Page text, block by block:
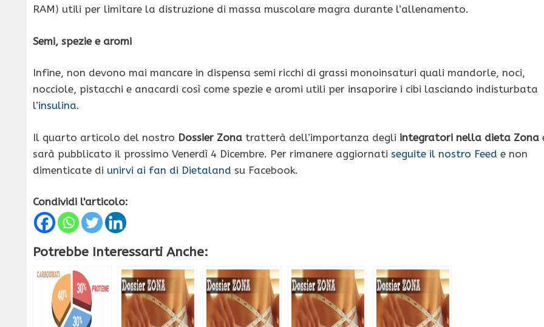
RAM) utili per limitare la distruzione di massa muscolare magra durante l’allenamento.
Semi, spezie e aromi
Infine, non devono mai mancare in dispensa semi ricchi di grassi monoinsaturi quali mandorle, noci,
nocciole, pistacchi e anacardi così come spezie e aromi utili per insaporire i cibi lasciando indisturbata
l’insulina.
Il quarto articolo del nostro Dossier Zona tratterà dell’importanza degli integratori nella dieta Zona
sarà pubblicato il prossimo Venerdì 4 Dicembre. Per rimanere aggiornati seguite il nostro Feed e non
dimenticate di unirvi ai fan di Dietaland su Facebook.
Condividi l'articolo:
Potrebbe Interessarti Anche: